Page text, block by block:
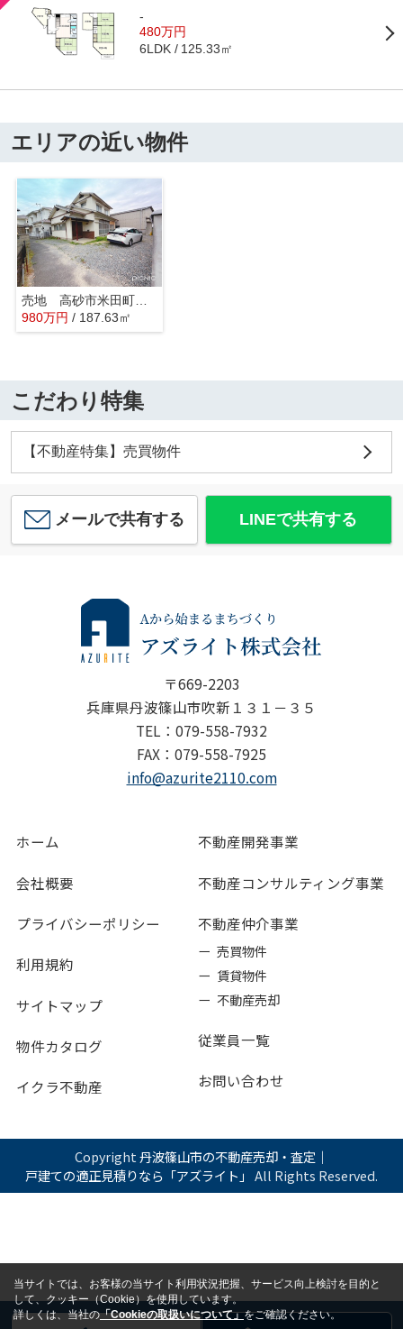
-
480万円
6LDK 125.33㎡
エリアの近い物件
売地 高砂市米田町米田
980万円 / 187.63㎡
こだわり特集
【不動産特集】売買物件
メールで共有する LINEで共有する
〒669-2203
兵庫県丹波篠山市吹新１３１－３５
TEL：079-558-7932
FAX：079-558-7925
info@azurite2110.com
ホーム
会社概要
プライバシーポリシー
利用規約
サイトマップ
物件カタログ
イクラ不動産
不動産開発事業
不動産コンサルティング事業
不動産仲介事業
ー 売買物件
ー 賃貸物件
ー 不動産売却
従業員一覧
お問い合わせ
Copyright丹波篠山市の不動産売却・査定｜
戸建ての適正見積りなら「アズライト」 All Rights Reserved.
当サイトでは、お客様の当サイト利用状況把握、サービス向上検討を目的と
して、クッキー（Cookie）を使用しています。
詳しくは、当社の「Cookieの取扱いについて」をご確認ください。